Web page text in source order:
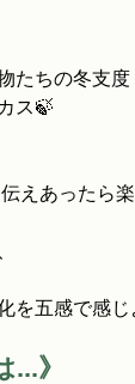
たちの冬支度
ス🍃
えあったら
を五感で感じ
》